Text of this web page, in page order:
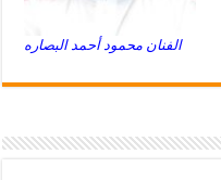
الفنان محمود أحمد البصاره